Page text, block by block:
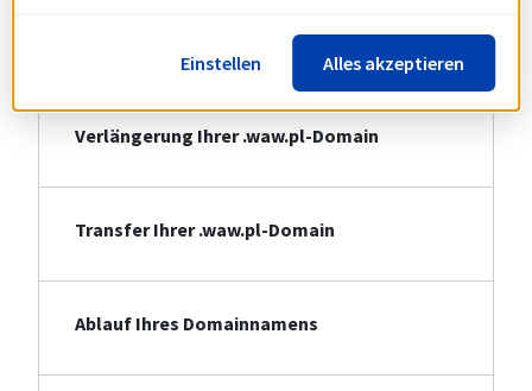
Registrierung Ihrer .waw.pl-Domain
Verlängerung Ihrer .waw.pl-Domain
Transfer Ihrer .waw.pl-Domain
Ablauf Ihres Domainnamens
Einstellen Alles akzeptieren